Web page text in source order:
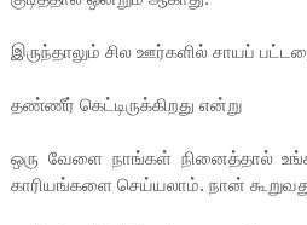
இருந்தாலும் சில ஊர்களில் சாயப்
தண்ணீர் கெட்டிருக்கிறது என்று
ஒரு வேளை நாங்கள் நினைத்தால்
காரியங்களை செய்யலாம். நான்